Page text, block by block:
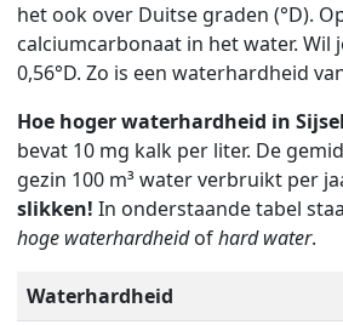
het ook over Duitse graden (°D).
calciumcarbonaat in het water. Wil
0,56°D. Zo is een waterhardheid
Hoe hoger waterhardheid in
bevat 10 mg kalk per liter. De
gezin 100 m³ water verbruikt per
slikken! In onderstaande tabel
hoge waterhardheidofhard water.
Waterhardheid